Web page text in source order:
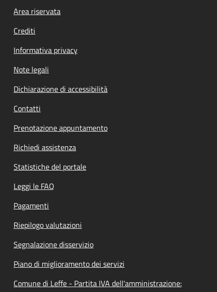
Footer menu
Area riservata
Crediti
Informativa privacy
Note legali
Dichiarazione di accessibilità
Contatti
Prenotazione appuntamento
Richiedi assistenza
Statistiche del portale
Leggi le FAQ
Pagamenti
Riepilogo valutazioni
Segnalazione disservizio
Piano di miglioramento dei servizi
Comune di Leffe - Partita IVA dell'amministrazione: